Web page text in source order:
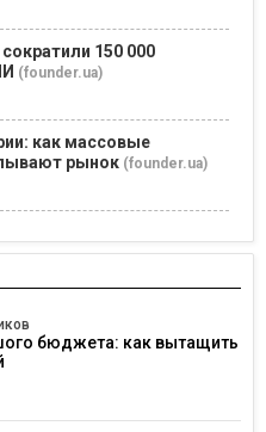
150 000
(founder.ua)
как массовые
рынок (founder.ua)
бюджета: как вытащить